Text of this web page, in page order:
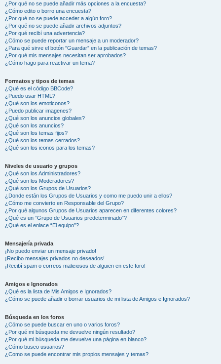
¿Por qué no se puede añadir más opciones a la encuesta?
¿Cómo edito o borro una encuesta?
¿Por qué no se puede acceder a algún foro?
¿Por qué no se puede añadir archivos adjuntos?
¿Por qué recibí una advertencia?
¿Cómo se puede reportar un mensaje a un moderador?
¿Para qué sirve el botón “Guardar” en la publicación de temas?
¿Por qué mis mensajes necesitan ser aprobados?
¿Cómo hago para reactivar un tema?
Formatos y tipos de temas
¿Qué es el código BBCode?
¿Puedo usar HTML?
¿Qué son los emoticonos?
¿Puedo publicar imagenes?
¿Qué son los anuncios globales?
¿Qué son los anuncios?
¿Qué son los temas fijos?
¿Qué son los temas cerrados?
¿Qué son los iconos para los temas?
Niveles de usuario y grupos
¿Qué son los Administradores?
¿Qué son los Moderadores?
¿Qué son los Grupos de Usuarios?
¿Donde están los Grupos de Usuarios y como me puedo unir a ellos?
¿Cómo me convierto en Responsable del Grupo?
¿Por qué algunos Grupos de Usuarios aparecen en diferentes colores?
¿Qué es un “Grupo de Usuarios predeterminado”?
¿Qué es el enlace “El equipo”?
Mensajería privada
¡No puedo enviar un mensaje privado!
¡Recibo mensajes privados no deseados!
¡Recibí spam o correos maliciosos de alguien en este foro!
Amigos e Ignorados
¿Qué es la lista de Mis Amigos e Ignorados?
¿Cómo se puede añadir o borrar usuarios de mi lista de Amigos e Ignorados?
Búsqueda en los foros
¿Cómo se puede buscar en uno o varios foros?
¿Por qué mi búsqueda me devuelve ningún resultado?
¿Por qué mi búsqueda me devuelve una página en blanco?
¿Cómo busco usuarios?
¿Como se puede encontrar mis propios mensajes y temas?